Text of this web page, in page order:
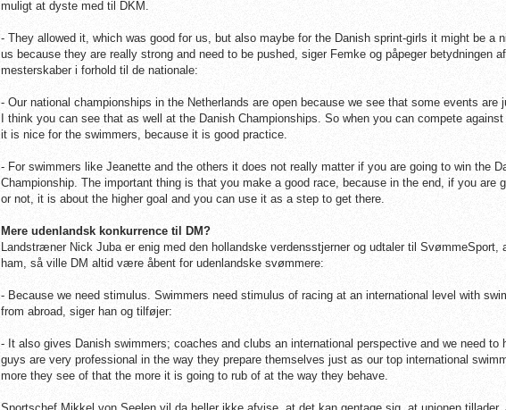
muligt at dyste med til DKM.
- They allowed it, which was good for us, but also maybe for the Danish sprint-girls it might be a
us because they are really strong and need to be pushed, siger Femke og påpeger betydningen
mesterskaber i forhold til de nationale:
- Our national championships in the Netherlands are open because we see that some events are
I think you can see that as well at the Danish Championships. So when you can compete
it is nice for the swimmers, because it is good practice.
- For swimmers like Jeanette and the others it does not really matter if you are going to win the
Championship. The important thing is that you make a good race, because in the end, if you are
or not, it is about the higher goal and you can use it as a step to get there.
Mere udenlandsk konkurrence til DM?
Landstræner Nick Juba er enig med den hollandske verdensstjerner og udtaler til SvømmeSport,
ham, så ville DM altid være åbent for udenlandske svømmere:
- Because we need stimulus. Swimmers need stimulus of racing at an international level with
from abroad, siger han og tilføjer:
- It also gives Danish swimmers; coaches and clubs an international perspective and we need to
guys are very professional in the way they prepare themselves just as our top international
more they see of that the more it is going to rub of at the way they behave.